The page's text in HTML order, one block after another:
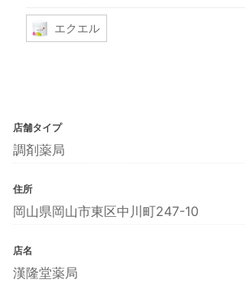
エクエル
店舗タイプ
調剤薬局
住所
岡山県岡山市東区中川町247-10
店名
漢隆堂薬局